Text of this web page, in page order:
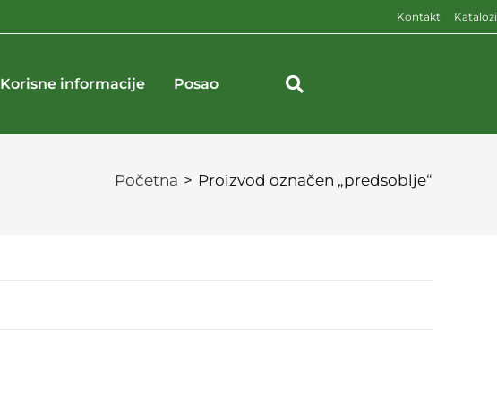
Kontakt Katalozi
Korisne informacije Posao
Početna > Proizvod označen „predsoblje“